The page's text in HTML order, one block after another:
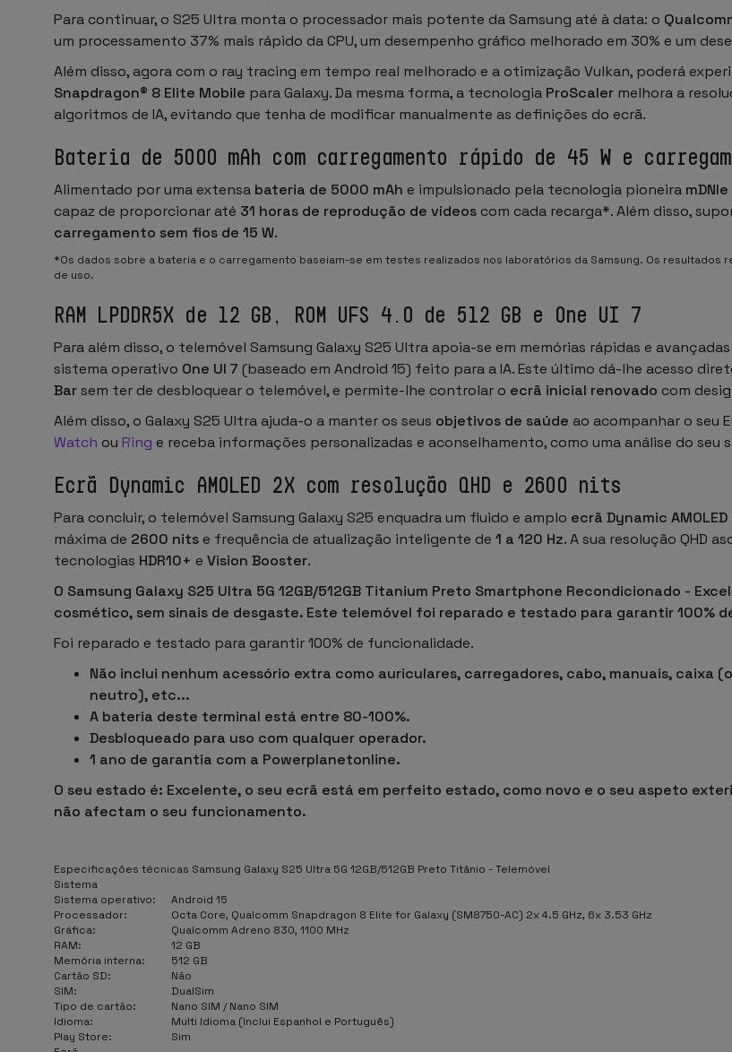
Para continuar, o S25 Ultra monta o processador mais potente da Samsung até à data: o
um processamento 37% mais rápido da CPU, um desempenho gráfico melhorado em 30% e um
Além disso, agora com o ray tracing em tempo real melhorado e a otimização Vulkan, poderá
Snapdragon® 8 Elite Mobile para Galaxy. Da mesma forma, a tecnologia ProScaler melhora a
algoritmos de IA, evitando que tenha de modificar manualmente as definições do ecrã.
Bateria de 5000 mAh com carregamento rápido de 45 W e
Alimentado por uma extensa bateria de 5000 mAh e impulsionado pela tecnologia pioneira mDNIe
capaz de proporcionar até 31 horas de reprodução de vídeos com cada recarga*. Além disso,
carregamento sem fios de 15 W.
*Os dados sobre a bateria e o carregamento baseiam-se em testes realizados nos laboratórios da Samsung. Os
de uso.
RAM LPDDR5X de 12 GB, ROM UFS 4.0 de 512 GB e One UI 7
Para além disso, o telemóvel Samsung Galaxy S25 Ultra apoia-se em memórias rápidas e avançadas
sistema operativo One UI 7 (baseado em Android 15) feito para a IA. Este último dá-lhe acesso
Barsem ter de desbloquear o telemóvel, e permite-lhe controlar o ecrã inicial renovado com
Além disso, o Galaxy S25 Ultra ajuda-o a manter os seus objetivos de saúde ao acompanhar o seu
Watch ou Ring e receba informações personalizadas e aconselhamento, como uma análise do seu
Ecrã Dynamic AMOLED 2X com resolução QHD e 2600 nits
Para concluir, o telemóvel Samsung Galaxy S25 enquadra um fluido e amplo ecrã Dynamic AMOLED
máxima de 2600 nits e frequência de atualização inteligente de 1 a 120 Hz. A sua resolução QHD
tecnologias HDR10+ e Vision Booster.
O Samsung Galaxy S25 Ultra 5G 12GB/512GB Titanium Preto Smartphone Recondicionado -
cosmético, sem sinais de desgaste. Este telemóvel foi reparado e testado para garantir 100%
Foi reparado e testado para garantir 100% de funcionalidade.
Não inclui nenhum acessório extra como auriculares, carregadores, cabo, manuais, caixa
neutro), etc...
A bateria deste terminal está entre 80-100%.
Desbloqueado para uso com qualquer operador.
1 ano de garantia com a Powerplanetonline.
O seu estado é: Excelente, o seu ecrã está em perfeito estado, como novo e o seu aspeto
não afectam o seu funcionamento.
Especificações técnicas Samsung Galaxy S25 Ultra 5G 12GB/512GB Preto Titânio - Telemóvel
Sistema
Sistema operativo:
Android 15
Processador:
Octa Core, Qualcomm Snapdragon 8 Elite for Galaxy (SM8750-AC) 2x 4.5 GHz, 6x 3.53 GHz
Gráfica:
Qualcomm Adreno 830, 1100 MHz
RAM:
12 GB
Memória interna:
512 GB
Cartão SD:
Não
SIM:
DualSim
Tipo de cartão:
Nano SIM / Nano SIM
Idioma:
Multi Idioma (Inclui Espanhol e Português)
Play Store:
Sim